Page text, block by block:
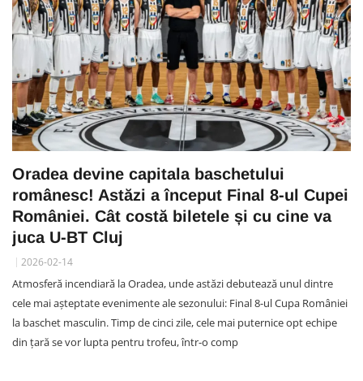
Oradea devine capitala baschetului
românesc! Astăzi a început Final 8-ul Cupei
României. Cât costă biletele și cu cine va
juca U-BT Cluj
2026-02-14
Atmosferă incendiară la Oradea, unde astăzi debutează unul dintre
cele mai așteptate evenimente ale sezonului: Final 8-ul Cupa României
la baschet masculin. Timp de cinci zile, cele mai puternice opt echipe
din țară se vor lupta pentru trofeu, într-o comp